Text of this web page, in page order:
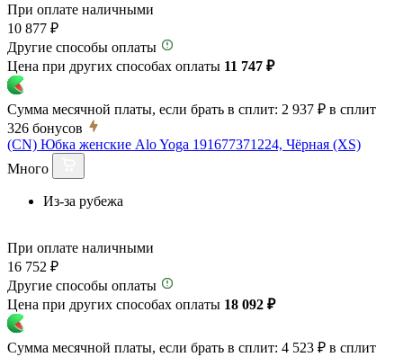
При оплате наличными
10 877 ₽
Другие способы оплаты
Цена при других способах оплаты 11 747 ₽
Сумма месячной платы, если брать в сплит: 2 937 ₽ в сплит
326 бонусов
(CN) Юбка женские Alo Yoga 191677371224, Чёрная (XS)
Много
Из-за рубежа
При оплате наличными
16 752 ₽
Другие способы оплаты
Цена при других способах оплаты 18 092 ₽
Сумма месячной платы, если брать в сплит: 4 523 ₽ в сплит